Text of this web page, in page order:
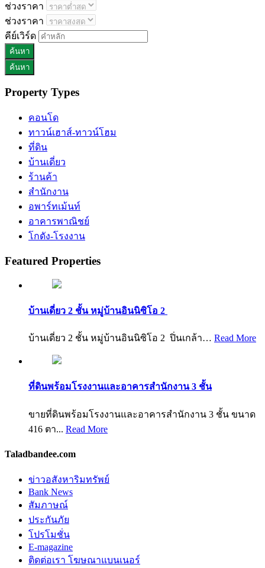
ช่วงราคา
ช่วงราคา
คีย์เวิร์ด
Property Types
คอนโด
ทาวน์เฮาส์-ทาวน์โฮม
ที่ดิน
บ้านเดี่ยว
ร้านค้า
สำนักงาน
อพาร์ทเม้นท์
อาคารพาณิชย์
โกดัง-โรงงาน
Featured Properties
บ้านเดี่ยว 2 ชั้น หมู่บ้านอินนิซิโอ 2
บ้านเดี่ยว 2 ชั้น หมู่บ้านอินนิซิโอ 2 ปิ่นเกล้า… Read More
ที่ดินพร้อมโรงงานและอาคารสำนักงาน 3 ชั้น
ขายที่ดินพร้อมโรงงานและอาคารสำนักงาน 3 ชั้น ขนาด
416 ตา... Read More
Taladbandee.com
ข่าวอสังหาริมทรัพย์
Bank News
สัมภาษณ์
ประกันภัย
โปรโมชั่น
E-magazine
ติดต่อเรา โฆษณาแบนเนอร์